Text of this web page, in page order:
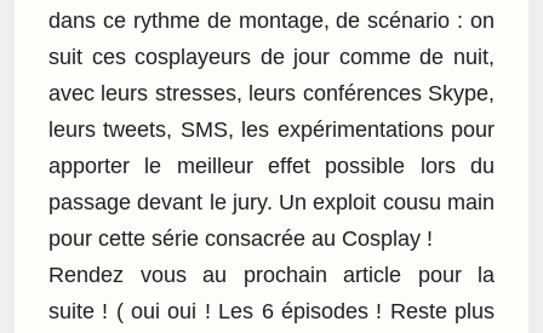
dans ce rythme de montage, de scénario : on
suit ces cosplayeurs de jour comme de nuit,
avec leurs stresses, leurs conférences Skype,
leurs tweets, SMS, les expérimentations pour
apporter le meilleur effet possible lors du
passage devant le jury. Un exploit cousu main
pour cette série consacrée au Cosplay !
Rendez vous au prochain article pour la
suite ! ( oui oui ! Les 6 épisodes ! Reste plus